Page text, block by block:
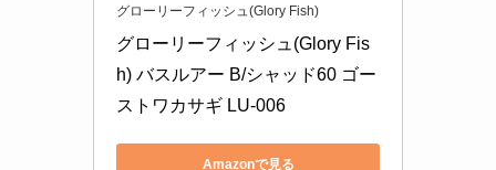
グローリーフィッシュ(Glory Fish)
グローリーフィッシュ(Glory Fis
h) バスルアー B/シャッド60 ゴー
ストワカサギ LU-006
Amazonで見る